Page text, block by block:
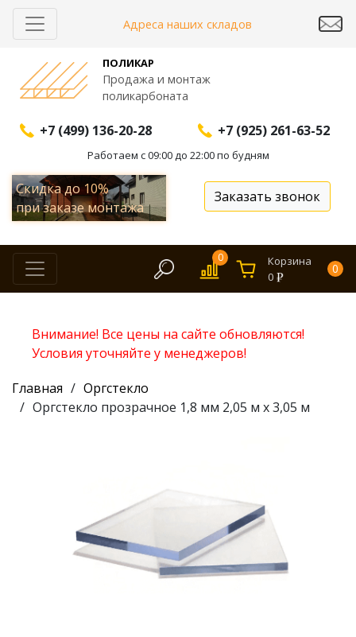
Адреса наших складов
ПОЛИКАР
Продажа и монтаж
поликарбоната
+7 (499) 136-20-28 +7 (925) 261-63-52
Работаем с 09:00 до 22:00 по будням
Скидка до10%
при заказе монтажа
Заказать звонок
0
Корзина
0
0
Внимание! Все цены на сайте обновляются!
Условия уточняйте у менеджеров!
Главная
Оргстекло
Оргстекло прозрачное 1,8 мм 2,05 м х 3,05 м